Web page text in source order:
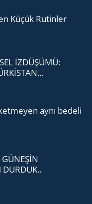
Küçük Ru­tin­ler
İZDÜŞÜMÜ:
MİRASI
aynı be­de­li
DURDUK..